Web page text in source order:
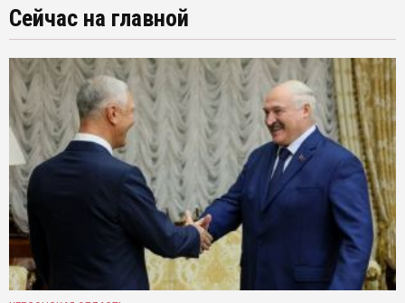
Сейчас на главной